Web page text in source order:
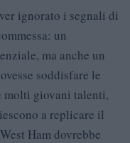
ignorato i segnali di
un
ma anche un
soddisfare le
molti giovani talenti,
a replicare il
Ham dovrebbe